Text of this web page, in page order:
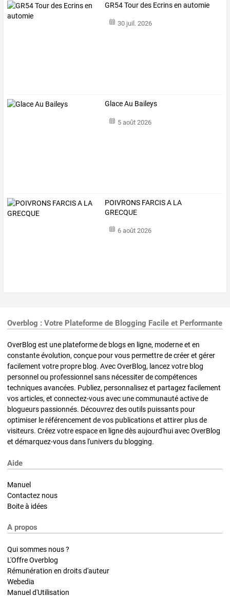
GR54 Tour des Ecrins en automie
30 juil. 2026
Glace Au Baileys
5 août 2026
POIVRONS FARCIS A LA
GRECQUE
6 août 2026
Overblog : Votre Plateforme de Blogging Facile et Performante
OverBlog est une plateforme de blogs en ligne, moderne et en
constante évolution, conçue pour vous permettre de créer et gérer
facilement votre propre blog. Avec OverBlog, lancez votre blog
personnel ou professionnel sans nécessiter de compétences
techniques avancées. Publiez, personnalisez et partagez facilement
vos articles, et connectez-vous avec une communauté active de
blogueurs passionnés. Découvrez des outils puissants pour
optimiser le référencement de vos publications et attirer plus de
visiteurs. Créez votre espace en ligne dès aujourd'hui avec OverBlog
et démarquez-vous dans l'univers du blogging.
Aide
Manuel
Contactez nous
Boite à idées
A propos
Qui sommes nous ?
L'Offre Overblog
Rémunération en droits d'auteur
Webedia
Manuel d'Utilisation